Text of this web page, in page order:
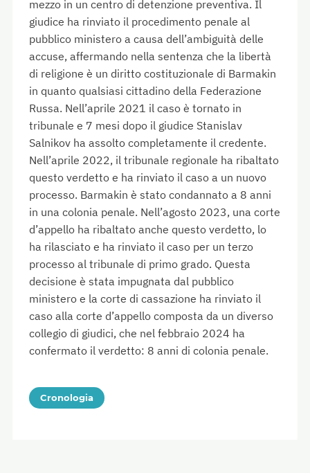
mezzo in un centro di detenzione preventiva. Il
giudice ha rinviato il procedimento penale al
pubblico ministero a causa dell’ambiguità delle
accuse, affermando nella sentenza che la libertà
di religione è un diritto costituzionale di Barmakin
in quanto qualsiasi cittadino della Federazione
Russa. Nell’aprile 2021 il caso è tornato in
tribunale e 7 mesi dopo il giudice Stanislav
Salnikov ha assolto completamente il credente.
Nell’aprile 2022, il tribunale regionale ha ribaltato
questo verdetto e ha rinviato il caso a un nuovo
processo. Barmakin è stato condannato a 8 anni
in una colonia penale. Nell’agosto 2023, una corte
d’appello ha ribaltato anche questo verdetto, lo
ha rilasciato e ha rinviato il caso per un terzo
processo al tribunale di primo grado. Questa
decisione è stata impugnata dal pubblico
ministero e la corte di cassazione ha rinviato il
caso alla corte d’appello composta da un diverso
collegio di giudici, che nel febbraio 2024 ha
confermato il verdetto: 8 anni di colonia penale.
Cronologia